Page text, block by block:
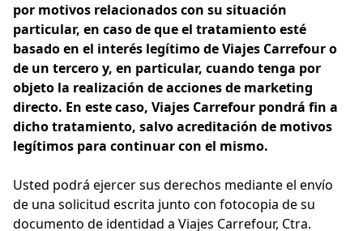
por motivos relacionados con su situación
particular, en caso de que el tratamiento esté
basado en el interés legítimo de Viajes Carrefour o
de un tercero y, en particular, cuando tenga por
objeto la realización de acciones de marketing
directo. En este caso, Viajes Carrefour pondrá fin a
dicho tratamiento, salvo acreditación de motivos
legítimos para continuar con el mismo.
Usted podrá ejercer sus derechos mediante el envío
de una solicitud escrita junto con fotocopia de su
documento de identidad a Viajes Carrefour, Ctra.